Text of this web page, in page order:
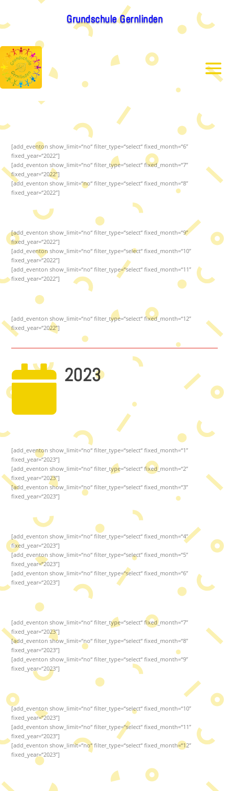
Grundschule Gernlinden
[add_eventon show_limit=“no“ filter_type=“select“ fixed_month=“6″
fixed_year=“2022″]
[add_eventon show_limit=“no“ filter_type=“select“ fixed_month=“7″
fixed_year=“2022″]
[add_eventon show_limit=“no“ filter_type=“select“ fixed_month=“8″
fixed_year=“2022″]
[add_eventon show_limit=“no“ filter_type=“select“ fixed_month=“9″
fixed_year=“2022″]
[add_eventon show_limit=“no“ filter_type=“select“ fixed_month=“10″
fixed_year=“2022″]
[add_eventon show_limit=“no“ filter_type=“select“ fixed_month=“11″
fixed_year=“2022″]
[add_eventon show_limit=“no“ filter_type=“select“ fixed_month=“12″
fixed_year=“2022″]
 2023
[add_eventon show_limit=“no“ filter_type=“select“ fixed_month=“1″
fixed_year=“2023″]
[add_eventon show_limit=“no“ filter_type=“select“ fixed_month=“2″
fixed_year=“2023″]
[add_eventon show_limit=“no“ filter_type=“select“ fixed_month=“3″
fixed_year=“2023″]
[add_eventon show_limit=“no“ filter_type=“select“ fixed_month=“4″
fixed_year=“2023″]
[add_eventon show_limit=“no“ filter_type=“select“ fixed_month=“5″
fixed_year=“2023″]
[add_eventon show_limit=“no“ filter_type=“select“ fixed_month=“6″
fixed_year=“2023″]
[add_eventon show_limit=“no“ filter_type=“select“ fixed_month=“7″
fixed_year=“2023″]
[add_eventon show_limit=“no“ filter_type=“select“ fixed_month=“8″
fixed_year=“2023″]
[add_eventon show_limit=“no“ filter_type=“select“ fixed_month=“9″
fixed_year=“2023″]
[add_eventon show_limit=“no“ filter_type=“select“ fixed_month=“10″
fixed_year=“2023″]
[add_eventon show_limit=“no“ filter_type=“select“ fixed_month=“11″
fixed_year=“2023″]
[add_eventon show_limit=“no“ filter_type=“select“ fixed_month=“12″
fixed_year=“2023″]